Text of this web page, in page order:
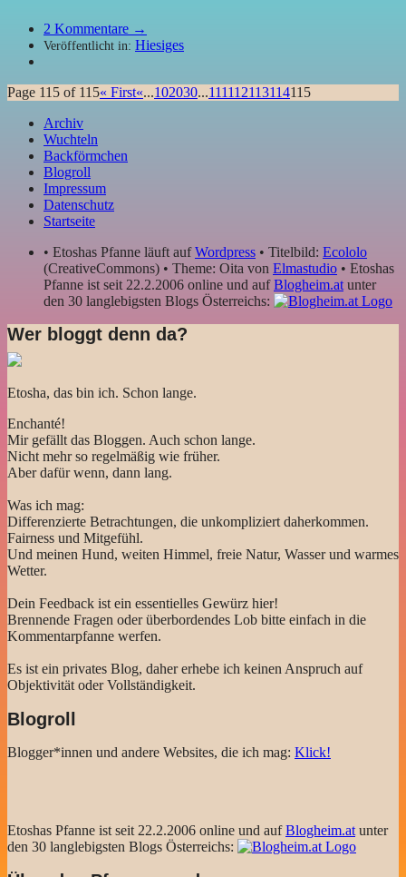
2 Kommentare →
Veröffentlicht in: Hiesiges
Page 115 of 115« First«...102030...111112113114115
Archiv
Wuchteln
Backförmchen
Blogroll
Impressum
Datenschutz
Startseite
• Etoshas Pfanne läuft aufWordpress • Titelbild: Ecololo
(CreativeCommons) • Theme: Oita von Elmastudio • Etoshas
Pfanne ist seit 22.2.2006 online und aufBlogheim.at unter
den 30 langlebigsten Blogs Österreichs:
Wer bloggt denn da?
Etosha, das bin ich. Schon lange.
Enchanté!
Mir gefällt das Bloggen. Auch schon lange.
Nicht mehr so regelmäßig wie früher.
Aber dafür wenn, dann lang.
Was ich mag:
Differenzierte Betrachtungen, die unkompliziert daherkommen.
Fairness und Mitgefühl.
Und meinen Hund, weiten Himmel, freie Natur, Wasser und warmes
Wetter.
Dein Feedback ist ein essentielles Gewürz hier!
Brennende Fragen oder überbordendes Lob bitte einfach in die
Kommentarpfanne werfen.
Es ist ein privates Blog, daher erhebe ich keinen Anspruch auf
Objektivität oder Vollständigkeit.
Blogroll
Blogger*innen und andere Websites, die ich mag: Klick!
Etoshas Pfanne ist seit 22.2.2006 online und aufBlogheim.at unter
den 30 langlebigsten Blogs Österreichs: